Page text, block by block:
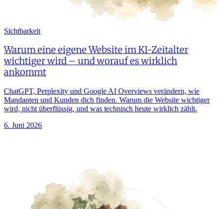
Sichtbarkeit
Warum eine eigene Website im KI-Zeitalter
wichtiger wird – und worauf es wirklich
ankommt
ChatGPT, Perplexity und Google AI Overviews verändern, wie
Mandanten und Kunden dich finden. Warum die Website wichtiger
wird, nicht überflüssig, und was technisch heute wirklich zählt.
6. Juni 2026